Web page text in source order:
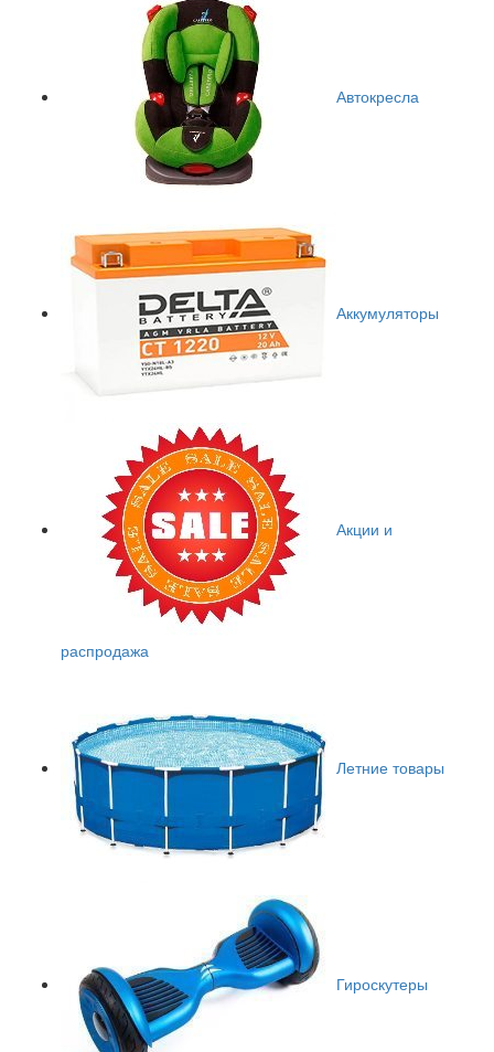
Автокресла
Аккумуляторы
Акции и
распродажа
Летние товары
Гироскутеры